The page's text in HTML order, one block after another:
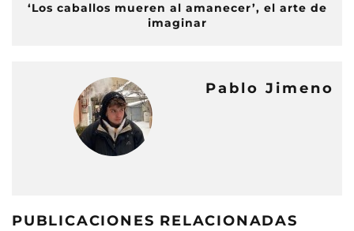
‘Los caballos mueren al amanecer’, el arte de
imaginar
Pablo Jimeno
PUBLICACIONES RELACIONADAS